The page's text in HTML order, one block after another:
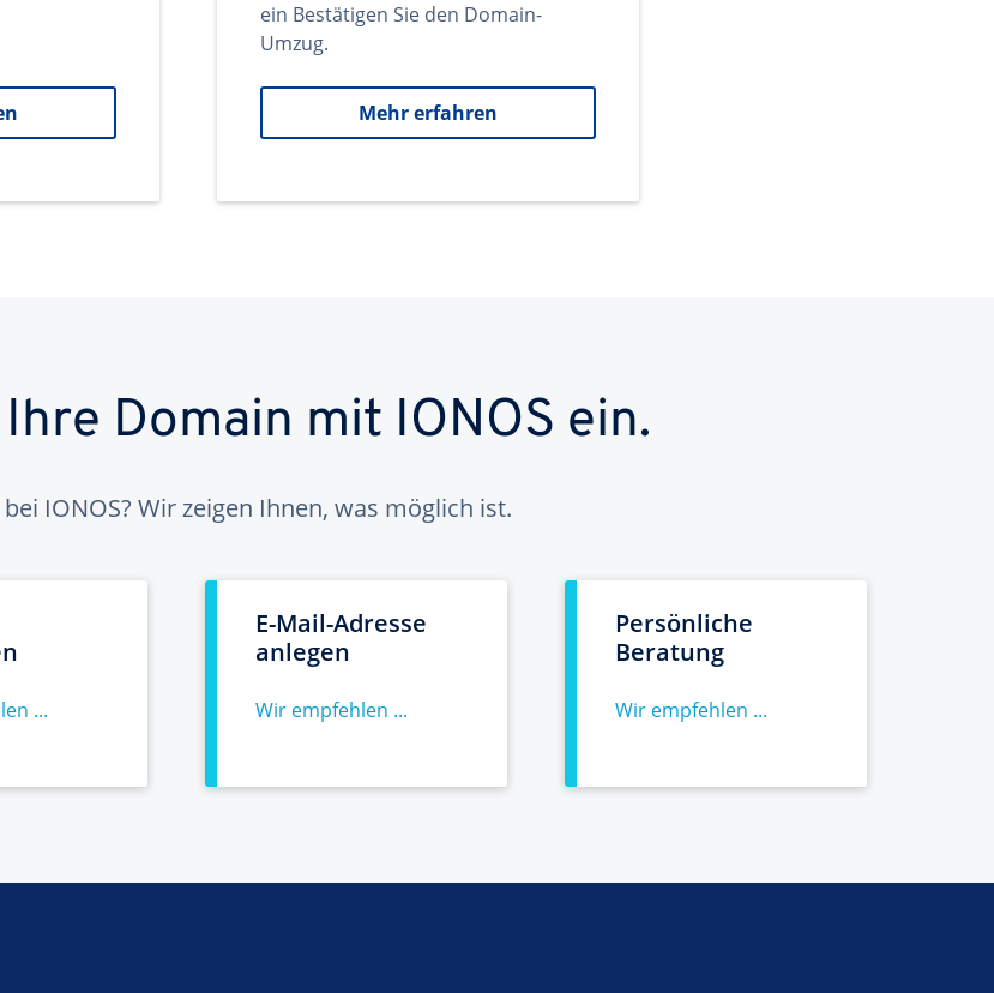
ein Bestätigen Sie den Domain-
Umzug.
Mehr erfahren
Domain mit IONOS ein.
IONOS? Wir zeigen Ihnen, was möglich ist.
...
E-Mail-Adresse
anlegen
Wir empfehlen ...
Persönliche
Beratung
Wir empfehlen ...